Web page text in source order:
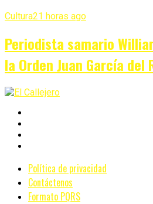
Cultura21 horas ago
Periodista samario
la Orden Juan García del
Política de privacidad
Contáctenos
Formato PQRS